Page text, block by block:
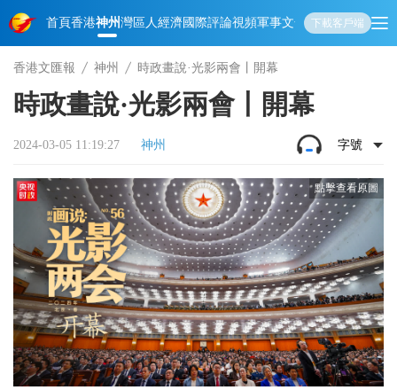
首頁香港神州灣區人經濟國際評論視頻軍事文化 娛樂生活教育體
下載客戶端
香港文匯報 神州 時政畫說·光影兩會丨開幕
時政畫說·光影兩會丨開幕
2024-03-05 11:19:27 神州 字號